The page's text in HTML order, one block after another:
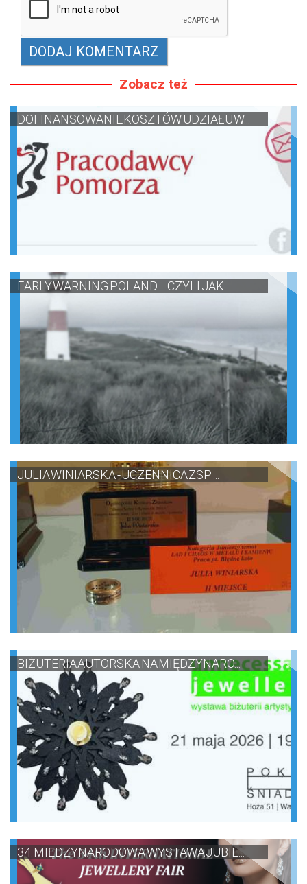
Zobacz też
DOFINANSOWANIE KOSZTÓW UDZIAŁU W...
EARLY WARNING POLAND – CZYLI JAK...
JULIA WINIARSKA - UCZENNICA ZSP ...
BIŻUTERIA AUTORSKA NA MIĘDZYNARO...
34. MIĘDZYNARODOWA WYSTAWA JUBIL...